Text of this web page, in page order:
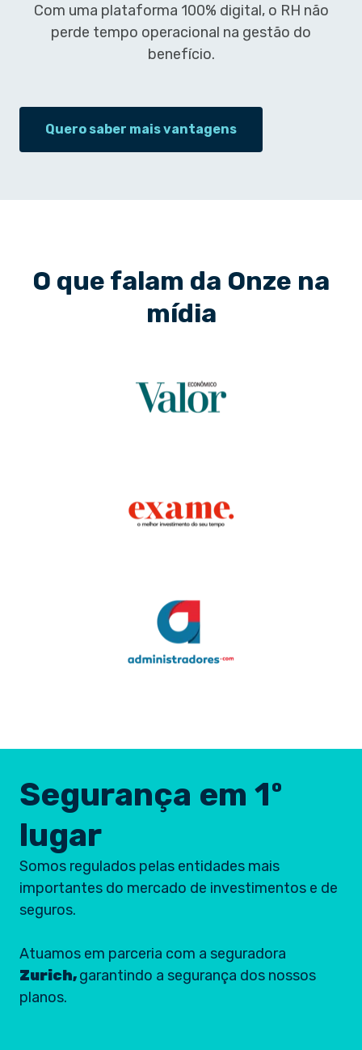
Com uma plataforma 100% digital, o RH não
perde tempo operacional na gestão do
benefício.
Quero saber mais vantagens
O que falam da Onze na
mídia
Segurança em 1º
lugar
Somos regulados pelas entidades mais
importantes do mercado de investimentos e de
seguros.
Atuamos em parceria com a seguradora
Zurich,garantindo a segurança dos nossos
planos.